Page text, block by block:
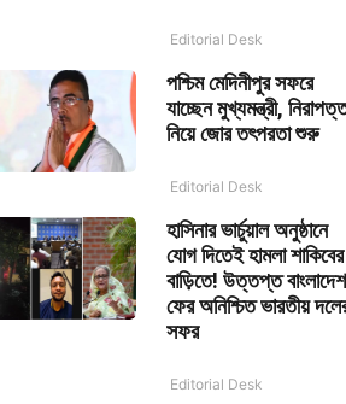
Editorial Desk
পশ্চিম মেদিনীপুর সফরে
যাচ্ছেন মুখ্যমন্ত্রী,
নিয়ে জোর তৎপরতা শুরু
Editorial Desk
হাসিনার ভার্চুয়াল অনুষ্ঠানে
যোগ দিতেই হামলা শাকিবের
বাড়িতে! উত্তপ্ত
ফের অনিশ্চিত ভারতীয়
সফর
Editorial Desk